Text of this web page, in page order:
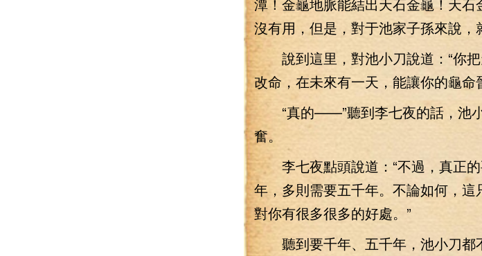
沒有用，但是，對于池家子孫來說，
說到這里，對池小刀說道：“你把
改命，在未來有一天，能讓你的龜命
“真的——”聽到李七夜的話，池小
奮。
李七夜點頭說道：“不過，真正的
年，多則需要五千年。不論如何，
對你有很多很多的好處。”
聽到要千年、五千年，池小刀都